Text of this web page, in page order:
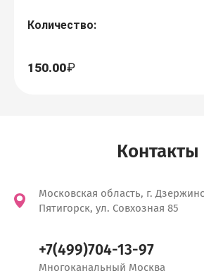
Количество:
150.00
Контакты
Московская область, г.
Пятигорск, ул. Совхозная 85
+7(499)704-13-97
Многоканальный Москва